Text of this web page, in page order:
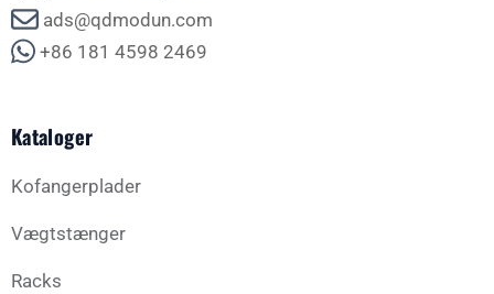
ads@qdmodun.com
+86 181 4598 2469
Kataloger
Kofangerplader
Vægtstænger
Racks